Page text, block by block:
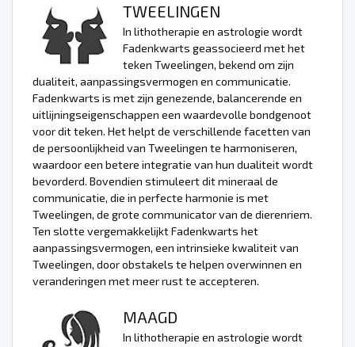
TWEELINGEN
In lithotherapie en astrologie wordt
Fadenkwarts geassocieerd met het
teken Tweelingen, bekend om zijn
dualiteit, aanpassingsvermogen en communicatie.
Fadenkwarts is met zijn genezende, balancerende en
uitlijningseigenschappen een waardevolle bondgenoot
voor dit teken. Het helpt de verschillende facetten van
de persoonlijkheid van Tweelingen te harmoniseren,
waardoor een betere integratie van hun dualiteit wordt
bevorderd. Bovendien stimuleert dit mineraal de
communicatie, die in perfecte harmonie is met
Tweelingen, de grote communicator van de dierenriem.
Ten slotte vergemakkelijkt Fadenkwarts het
aanpassingsvermogen, een intrinsieke kwaliteit van
Tweelingen, door obstakels te helpen overwinnen en
veranderingen met meer rust te accepteren.
MAAGD
In lithotherapie en astrologie wordt